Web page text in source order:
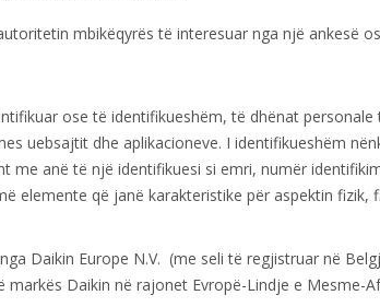
mbikëqyrës të interesuar nga një ankesë
ose të identifikueshëm, të dhënat
uebsajtit dhe aplikacioneve. I identifikueshëm
anë të një identifikuesi si emri, numër
elemente që janë karakteristike për aspektin fizik,
Daikin Europe N.V. (me seli të regjistruar në
Daikin në rajonet Evropë-Lindje e Mesme-